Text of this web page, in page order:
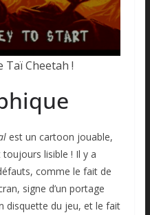
Taï Cheetah !
est un cartoon jouable,
toujours lisible ! Il y a
comme le fait de
signe d’un portage
disquette du jeu, et le fait